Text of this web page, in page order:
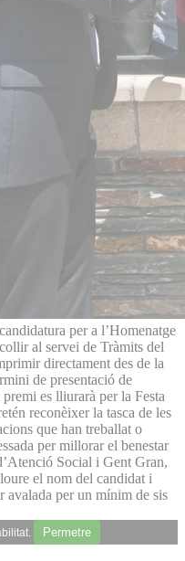
per a l’Homenatge
al servei de Tràmits del
directament des de la
de presentació de
es lliurarà per la Festa
reconèixer la tasca de les
que han treballat o
per millorar el benestar
Social i Gent Gran,
el nom del candidat i
avalada per un mínim de sis
Permetre